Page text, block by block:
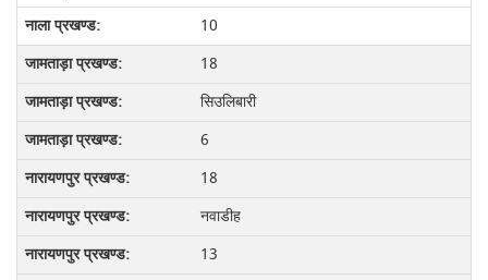
10
18
सिउलिबारी
6
18
नवाडीह
13